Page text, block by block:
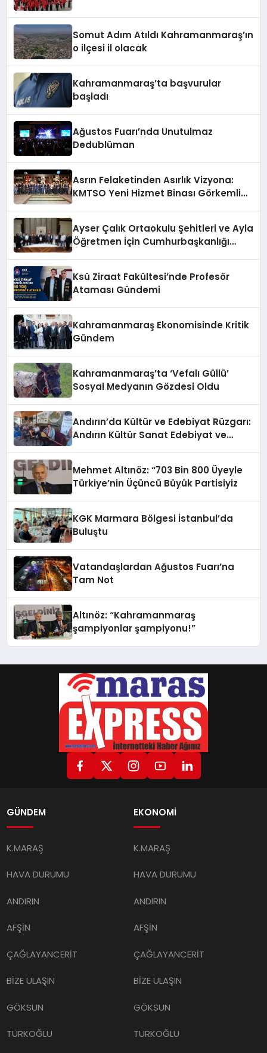
Somut Adım Atıldı Kahramanmaraş’ın
o ilçesi il olacak
Kahramanmaraş’ta başvurular
başladı
Ağustos Fuarı’nda Unutulmaz
Dedublüman
Asrın Felaketinden Asırlık Vizyona:
KMTSO Yeni Hizmet Binası Görkemli
Ayser Çalık Ortaokulu Şehitleri ve Ayla
Öğretmen İçin Cumhurbaşkanlığı
Ksü Ziraat Fakültesi’nde Profesör
Ataması Gündemi
Kahramanmaraş Ekonomisinde Kritik
Gündem
Kahramanmaraş’ta ‘Vefalı Güllü’
Sosyal Medyanın Gözdesi Oldu
Andırın’da Kültür ve Edebiyat Rüzgarı:
Andırın Kültür Sanat Edebiyat ve
Mehmet Altınöz: “703 Bin 800 Üyeyle
Türkiye’nin Üçüncü Büyük Partisiyiz
KGK Marmara Bölgesi İstanbul’da
Buluştu
Vatandaşlardan Ağustos Fuarı’na
Tam Not
Altınöz: “Kahramanmaraş
şampiyonlar şampiyonu!”
GÜNDEM
K.MARAŞ
HAVA DURUMU
ANDIRIN
AFŞİN
ÇAĞLAYANCERİT
BİZE ULAŞIN
GÖKSUN
TÜRKOĞLU
EKONOMİ
K.MARAŞ
HAVA DURUMU
ANDIRIN
AFŞİN
ÇAĞLAYANCERİT
BİZE ULAŞIN
GÖKSUN
TÜRKOĞLU